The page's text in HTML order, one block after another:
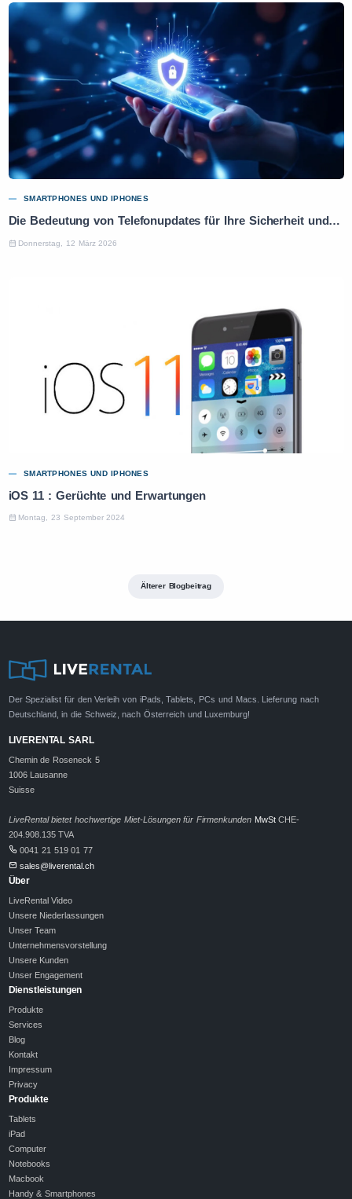
SMARTPHONES UND IPHONES
Die Bedeutung von Telefonupdates für Ihre Sicherheit und Leistung
Donnerstag, 12 März 2026
SMARTPHONES UND IPHONES
iOS 11 : Gerüchte und Erwartungen
Montag, 23 September 2024
Älterer Blogbeitrag
Der Spezialist für den Verleih von iPads, Tablets, PCs und Macs. Lieferung nach
Deutschland, in die Schweiz, nach Österreich und Luxemburg!
LIVERENTAL SARL
Chemin de Roseneck 5
1006 Lausanne
Suisse
LiveRental bietet hochwertige Miet-Lösungen für Firmenkunden MwStCHE-
204.908.135 TVA
0041 21 519 01 77
sales@liverental.ch
Über
LiveRental Video
Unsere Niederlassungen
Unser Team
Unternehmensvorstellung
Unsere Kunden
Unser Engagement
Dienstleistungen
Produkte
Services
Blog
Kontakt
Impressum
Privacy
Produkte
Tablets
iPad
Computer
Notebooks
Macbook
Handy & Smartphones